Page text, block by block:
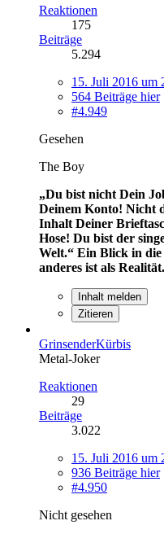
Reaktionen
175
Beiträge
5.294
15. Juli 2016 um
564 Beiträge hier
#4.949
Gesehen
The Boy
„Du bist nicht Dein
Deinem Konto! Nicht
Inhalt Deiner
Hose! Du bist der
Welt.“ Ein Blick in die
anderes ist als Realität.
Inhalt melden
Zitieren
GrinsenderKürbis
Metal-Joker
Reaktionen
29
Beiträge
3.022
15. Juli 2016 um
936 Beiträge hier
#4.950
Nicht gesehen